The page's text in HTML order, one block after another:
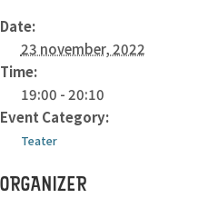
Date:
23 november, 2022
Time:
19:00 - 20:10
Event Category:
Teater
ORGANIZER